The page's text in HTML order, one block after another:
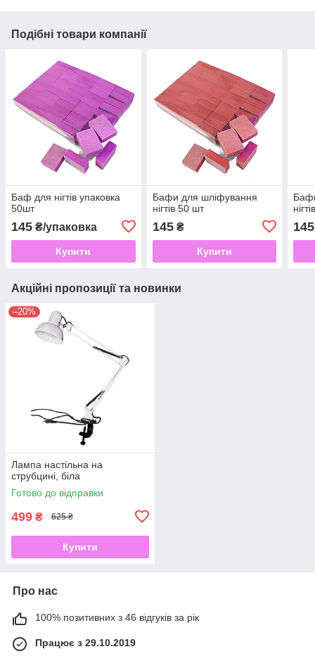
Подібні товари компанії
Баф для нігтів упаковка
50шт
145 ₴/упаковка
Купити
Бафи для шліфування
нігтів 50 шт
145₴
Купити
145
Акційні пропозиції та новинки
–20%
Лампа настільна на
струбцині, біла
Готово до відправки
499 ₴ 625 ₴
Купити
Про нас
100% позитивних з 46 відгуків за рік
Працює з 29.10.2019